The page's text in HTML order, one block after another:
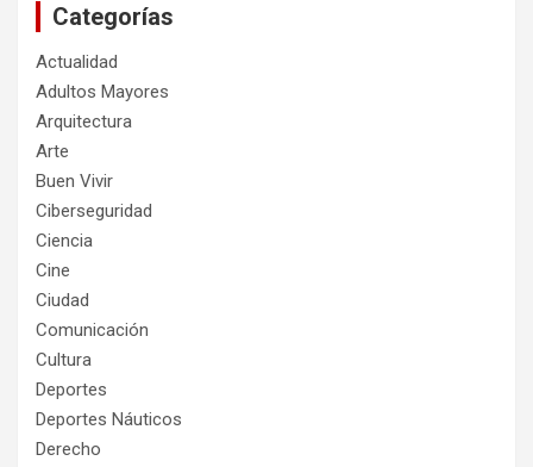
Categorías
Actualidad
Adultos Mayores
Arquitectura
Arte
Buen Vivir
Ciberseguridad
Ciencia
Cine
Ciudad
Comunicación
Cultura
Deportes
Deportes Náuticos
Derecho